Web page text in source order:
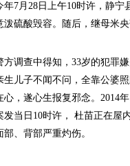
月28日上午10时许，静宁
泼硫酸毁容。随后，继母米央
查中得知，33岁的犯罪嫌
生儿子不闻不问，全靠公婆
心，遂心生报复邪念。2014
发当日10时许， 杜苗正在屋
部、背部严重灼伤。